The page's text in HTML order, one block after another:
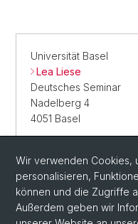
Universität Basel
Lea Liese
Deutsches Seminar
Nadelberg 4
4051 Basel
E-
Wir verwenden Cookies,
personalisieren,
können und die Zugriffe
Außerdem geben wir